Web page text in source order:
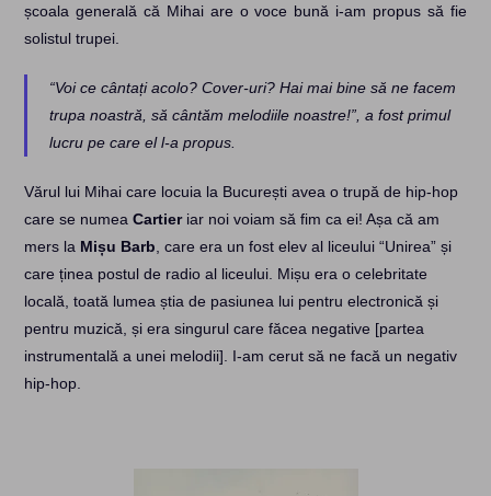
școala generală că Mihai are o voce bună i-am propus să fie
solistul trupei.
“Voi ce cântați acolo? Cover-uri? Hai mai bine să ne facem
trupa noastră, să cântăm melodiile noastre!”, a fost primul
lucru pe care el l-a propus.
Vărul lui Mihai care locuia la București avea o trupă de hip-hop
care se numeaCartieriar noi voiam să fim ca ei! Așa că am
mers la Mișu Barb , care era un fost elev al liceului “Unirea” și
care ținea postul de radio al liceului. Mișu era o celebritate
locală, toată lumea știa de pasiunea lui pentru electronică și
pentru muzică, și era singurul care făcea negative [partea
instrumentală a unei melodii]. I-am cerut să ne facă un negativ
hip-hop.